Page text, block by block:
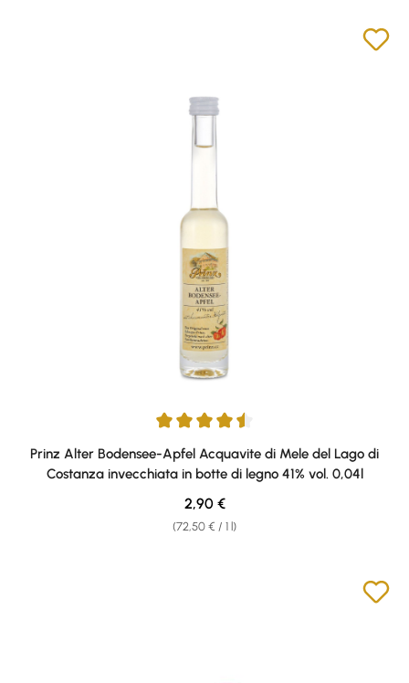
Average rating of 4.43 out of 5 stars
Prinz Alter Bodensee-Apfel Acquavite di Mele del Lago di
Costanza invecchiata in botte di legno 41% vol. 0,04l
(72,50 € / 1 l)
Regular price:
2,90 €